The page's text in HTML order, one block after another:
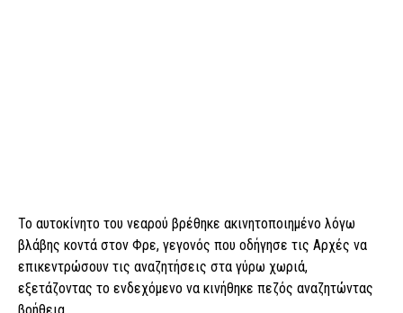
Το αυτοκίνητο του νεαρού βρέθηκε ακινητοποιημένο λόγω
βλάβης κοντά στον Φρε, γεγονός που οδήγησε τις Αρχές να
επικεντρώσουν τις αναζητήσεις στα γύρω χωριά,
εξετάζοντας το ενδεχόμενο να κινήθηκε πεζός αναζητώντας